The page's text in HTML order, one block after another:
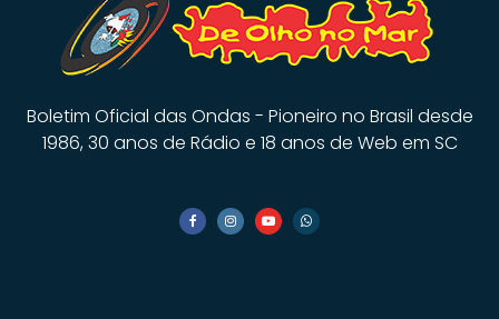
Boletim Oficial das Ondas - Pioneiro no Brasil desde
1986, 30 anos de Rádio e 18 anos de Web em SC